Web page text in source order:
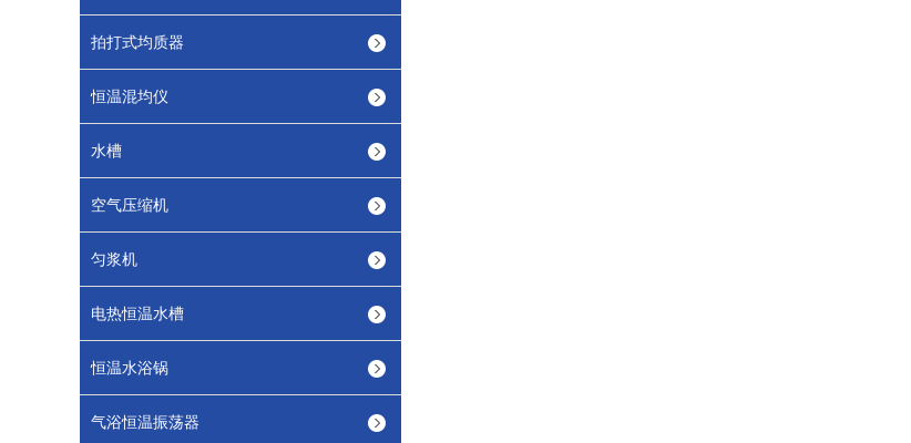
拍打式均质器
恒温混均仪
水槽
空气压缩机
匀浆机
电热恒温水槽
恒温水浴锅
气浴恒温振荡器